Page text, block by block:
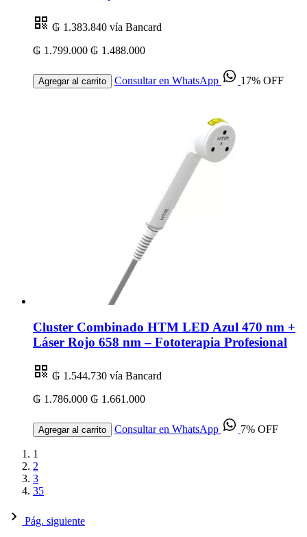
₲ 1.383.840 vía Bancard
₲ 1.799.000 ₲ 1.488.000
Agregar al carrito Consultar en WhatsApp 17% OFF
Cluster Combinado HTM LED Azul 470 nm +
Láser Rojo 658 nm – Fototerapia Profesional
₲ 1.544.730 vía Bancard
₲ 1.786.000 ₲ 1.661.000
Agregar al carrito Consultar en WhatsApp 7% OFF
1
2
3
35
Pág. siguiente